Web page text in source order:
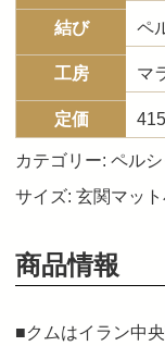
結び ペ
工房 マ
定価
カテゴリー:ペル
サイズ:玄関マッ
商品情報
■クムはイラン中